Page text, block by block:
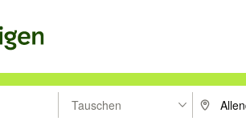
drücken um zu suchen, oder
Tauschen PLZ